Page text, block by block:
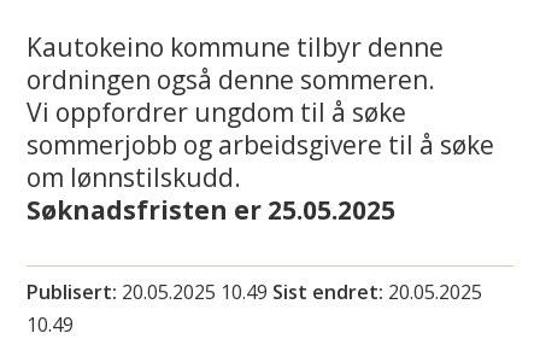
i
n
n
u
s
u
Kautokeino kommune tilbyr denne
ordningen også denne sommeren.
Vi oppfordrer ungdom til å søke
sommerjobb og arbeidsgivere til å søke
om lønnstilskudd.
Søknadsfristen er 25.05.2025
Publisert 20.05.2025 10.49 Sist endret 20.05.2025
10.49